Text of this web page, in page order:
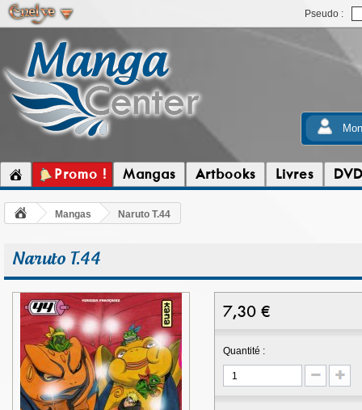
Pseudo :
Promo ! Mangas Artbooks Livres DVD
Mangas Naruto T.44
Naruto T.44
7,30 €
Quantité :